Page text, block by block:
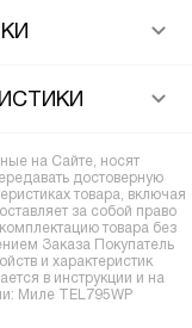
на Сайте, носят
достоверную
товара, включая
за собой право
товара без
Заказа Покупатель
и характеристик
в инструкции и на
Миле TEL795WP